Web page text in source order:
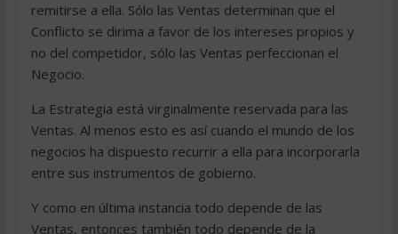
remitirse a ella. Sólo las Ventas determinan que el
Conflicto se dirima a favor de los intereses propios y
no del competidor, sólo las Ventas perfeccionan el
Negocio.
La Estrategia está virginalmente reservada para las
Ventas. Al menos esto es así cuando el mundo de los
negocios ha dispuesto recurrir a ella para incorporarla
entre sus instrumentos de gobierno.
Y como en última instancia todo depende de las
Ventas, entonces también todo depende de la